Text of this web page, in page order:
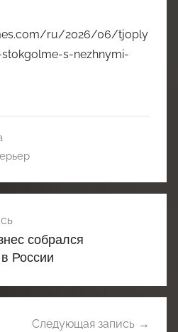
ru/2026/06/tjoply
s-nezhnymi-
собрался
России
Следующая запись